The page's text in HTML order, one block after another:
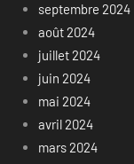
septembre 2024
août 2024
juillet 2024
juin 2024
mai 2024
avril 2024
mars 2024